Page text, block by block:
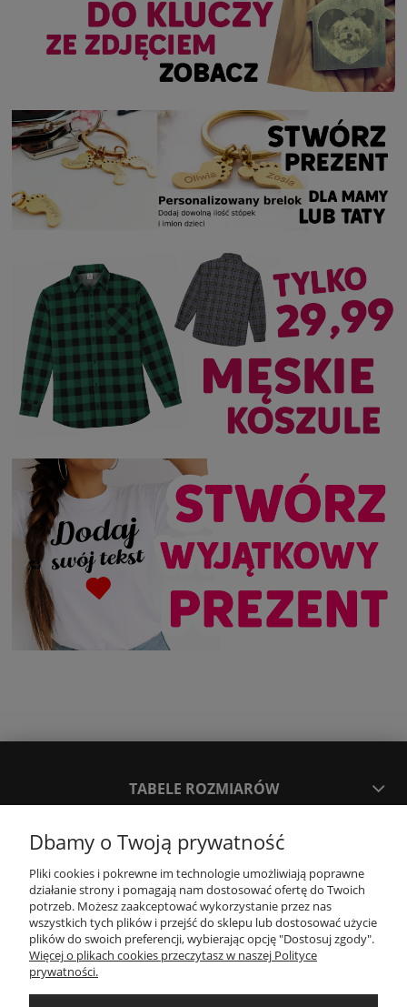
TABELE ROZMIARÓW
SPOSOBY PŁATNOŚCI ORAZ CZAS I KOSZTY DOSTAWY
KONTAKT
WYMIANA / ZWROTY / REKLAMACJE
Dbamy o Twoją prywatność
Pliki cookies i pokrewne im technologie umożliwiają poprawne
działanie strony i pomagają nam dostosować ofertę do Twoich
potrzeb. Możesz zaakceptować wykorzystanie przez nas
wszystkich tych plików i przejść do sklepu lub dostosować użycie
plików do swoich preferencji, wybierając opcję "Dostosuj zgody".
Więcej o plikach cookies przeczytasz w naszej Polityce
prywatności.